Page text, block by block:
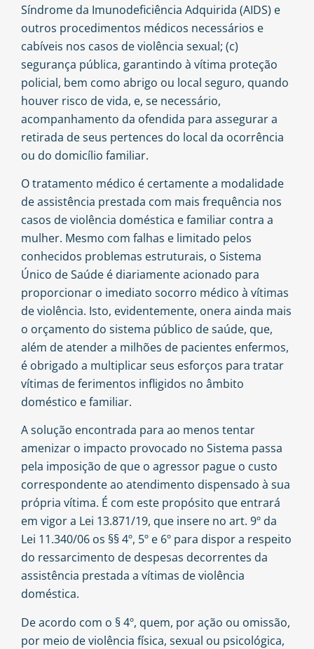
Síndrome da Imunodeficiência Adquirida (AIDS) e
outros procedimentos médicos necessários e
cabíveis nos casos de violência sexual; (c)
segurança pública, garantindo à vítima proteção
policial, bem como abrigo ou local seguro, quando
houver risco de vida, e, se necessário,
acompanhamento da ofendida para assegurar a
retirada de seus pertences do local da ocorrência
ou do domicílio familiar.
O tratamento médico é certamente a modalidade
de assistência prestada com mais frequência nos
casos de violência doméstica e familiar contra a
mulher. Mesmo com falhas e limitado pelos
conhecidos problemas estruturais, o Sistema
Único de Saúde é diariamente acionado para
proporcionar o imediato socorro médico à vítimas
de violência. Isto, evidentemente, onera ainda mais
o orçamento do sistema público de saúde, que,
além de atender a milhões de pacientes enfermos,
é obrigado a multiplicar seus esforços para tratar
vítimas de ferimentos infligidos no âmbito
doméstico e familiar.
A solução encontrada para ao menos tentar
amenizar o impacto provocado no Sistema passa
pela imposição de que o agressor pague o custo
correspondente ao atendimento dispensado à sua
própria vítima. É com este propósito que entrará
em vigor a Lei 13.871/19, que insere no art. 9º da
Lei 11.340/06 os §§ 4º, 5º e 6º para dispor a respeito
do ressarcimento de despesas decorrentes da
assistência prestada a vítimas de violência
doméstica.
De acordo com o § 4º, quem, por ação ou omissão,
por meio de violência física, sexual ou psicológica,